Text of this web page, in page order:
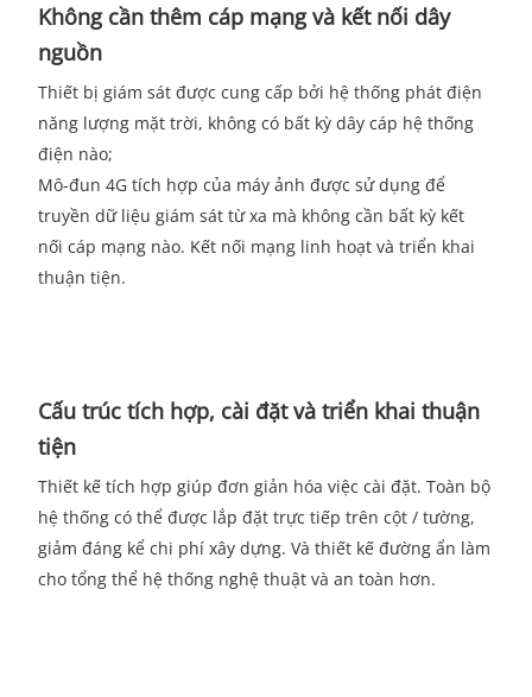
Không cần thêm cáp mạng và kết nối dây
nguồn
Thiết bị giám sát được cung cấp bởi hệ thống phát điện
năng lượng mặt trời, không có bất kỳ dây cáp hệ thống
điện nào;
Mô-đun 4G tích hợp của máy ảnh được sử dụng để
truyền dữ liệu giám sát từ xa mà không cần bất kỳ kết
nối cáp mạng nào. Kết nối mạng linh hoạt và triển khai
thuận tiện.
Cấu trúc tích hợp, cài đặt và triển khai thuận
tiện
Thiết kế tích hợp giúp đơn giản hóa việc cài đặt. Toàn bộ
hệ thống có thể được lắp đặt trực tiếp trên cột / tường,
giảm đáng kể chi phí xây dựng. Và thiết kế đường ẩn làm
cho tổng thể hệ thống nghệ thuật và an toàn hơn.